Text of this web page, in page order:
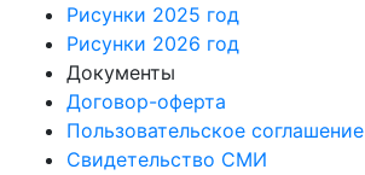
Рисунки 2025 год
Рисунки 2026 год
Документы
Договор-оферта
Пользовательское соглашение
Свидетельство СМИ